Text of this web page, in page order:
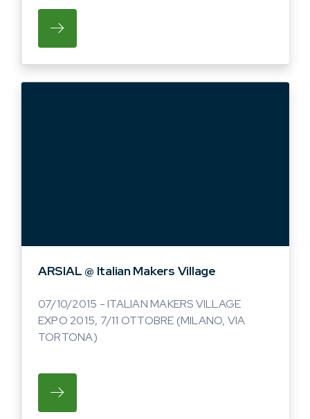
SU DAL 7 ALL’11 OTTOBRE A MILANO, IN
ARSIAL @ Italian Makers Village
07/10/2015 - ITALIAN MAKERS VILLAGE
EXPO 2015, 7/11 OTTOBRE (MILANO, VIA
TORTONA)
SU ITALIAN MAKERS VILLAGE EXPO